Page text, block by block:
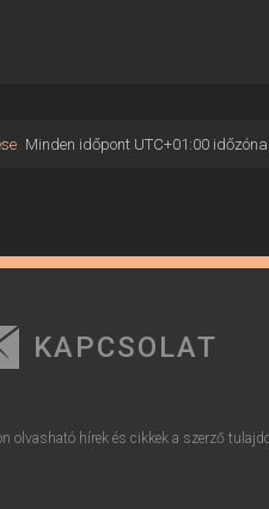
Minden időpont UTC+01:00időzóna
KAPCSOLAT
olvasható hírek és cikkek a szerző